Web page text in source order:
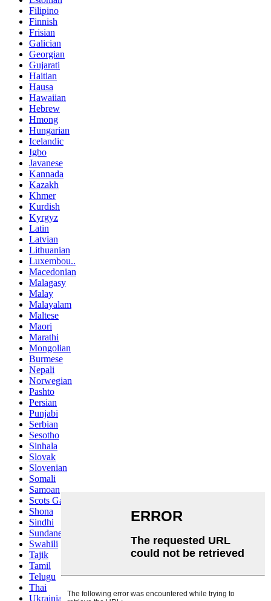
Filipino
Finnish
Frisian
Galician
Georgian
Gujarati
Haitian
Hausa
Hawaiian
Hebrew
Hmong
Hungarian
Icelandic
Igbo
Javanese
Kannada
Kazakh
Khmer
Kurdish
Kyrgyz
Latin
Latvian
Lithuanian
Luxembou..
Macedonian
Malagasy
Malay
Malayalam
Maltese
Maori
Marathi
Mongolian
Burmese
Nepali
Norwegian
Pashto
Persian
Punjabi
Serbian
Sesotho
Sinhala
Slovak
Slovenian
Somali
Samoan
Scots Gaelic
Shona
Sindhi
Sundanese
Swahili
Tajik
Tamil
Telugu
Thai
Ukrainian